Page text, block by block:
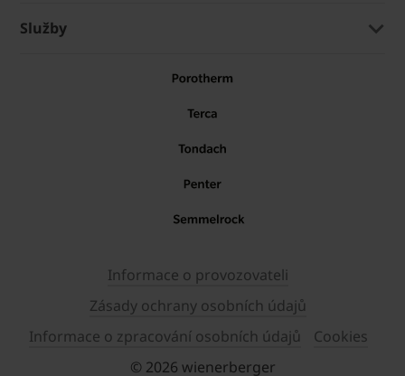
Služby
Informace o provozovateli
Zásady ochrany osobních údajů
Informace o zpracování osobních údajů
Cookies
© 2026 wienerberger